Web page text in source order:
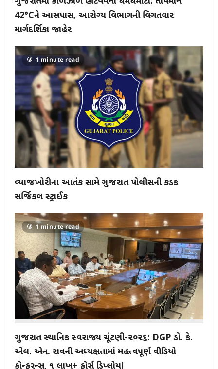
42°Cને આસપાસ, આરોગ્ય વિભાગની વિગતવાર
માર્ગદર્શિકા જાહેર
1 minute read
વ્યાજખોરીના આતંક સામે ગુજરાત પોલીસની કડક
સર્જિકલ સ્ટ્રાઈક
1 minute read
ગુજરાત સ્થાનિક સ્વરાજ્ય ચૂંટણી-૨૦૨૬: DGP ડો. કે.
એલ. એન. રાવની અધ્યક્ષતામાં મહત્વપૂર્ણ વીડિયો
કોન્ફરન્સ, ૧ લાખ+ ફોર્સ ડિપ્લોય!